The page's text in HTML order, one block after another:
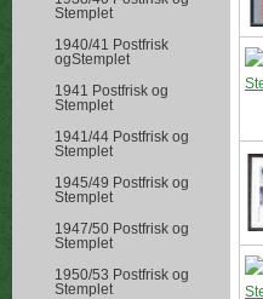
Stemplet
1940/41 Postfrisk
ogStemplet
1941 Postfrisk og
Stemplet
1941/44 Postfrisk og
Stemplet
1945/49 Postfrisk og
Stemplet
1947/50 Postfrisk og
Stemplet
1950/53 Postfrisk og
Stemplet